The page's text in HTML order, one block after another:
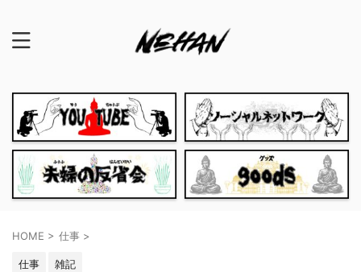
HOME > 仕事 >
仕事 雑記